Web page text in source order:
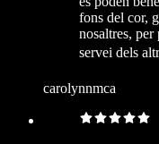
fons del cor,
nosaltres, per
servei dels
carolynnmca